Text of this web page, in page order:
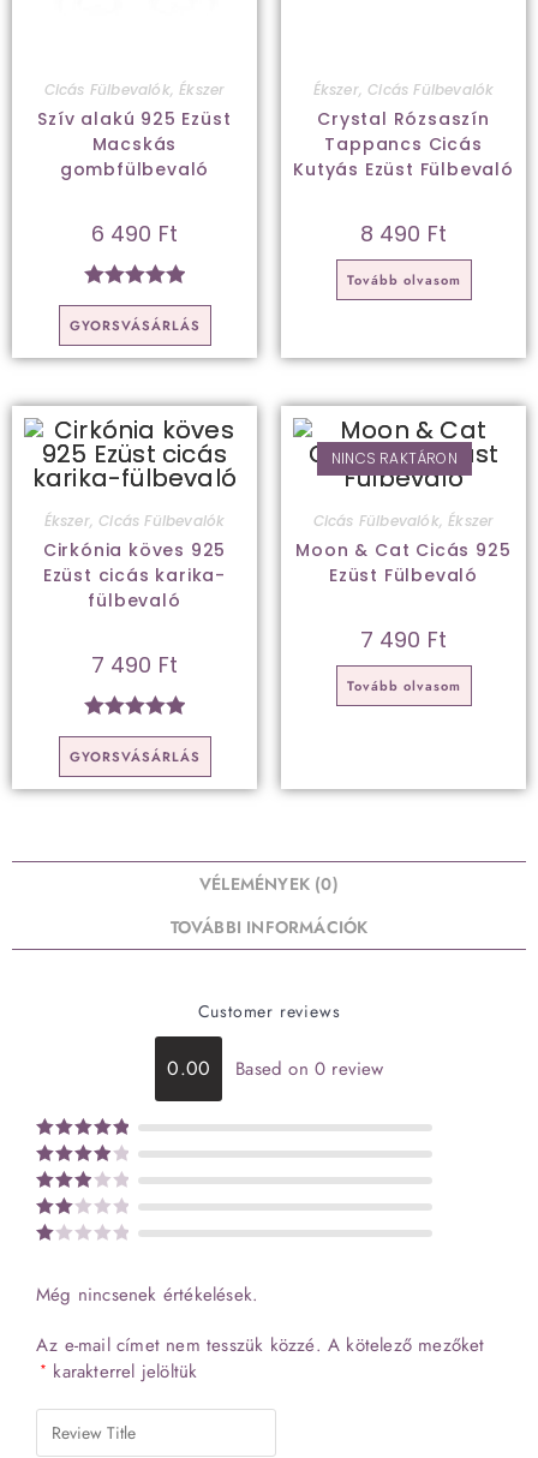
Cicás Fülbevalók,Ékszer
Szív alakú 925 Ezüst
Macskás
gombfülbevaló
6 490 Ft
Értékelés:
5.00/ 5
GYORSVÁSÁRLÁS
Ékszer,Cicás Fülbevalók
Crystal Rózsaszín
Tappancs Cicás
Kutyás Ezüst Fülbevaló
8 490 Ft
Tovább olvasom
Ékszer,Cicás Fülbevalók
Cirkónia köves 925
Ezüst cicás karika-
fülbevaló
7 490 Ft
Értékelés:
5.00/ 5
GYORSVÁSÁRLÁS
NINCS RAKTÁRON
Cicás Fülbevalók,Ékszer
Moon & Cat Cicás 925
Ezüst Fülbevaló
7 490 Ft
Tovább olvasom
VÉLEMÉNYEK (0)
TOVÁBBI INFORMÁCIÓK
Customer reviews
0.00 Based on 0 review
Értékelés:
5/ 5
Értékelé
s:4/ 5
Értékel
és:3/
Érté
s:
/ 5
té
lé
s
1
Még nincsenek értékelések.
Az e-mail címet nem tesszük közzé. A kötelező mezőket
* karakterrel jelöltük